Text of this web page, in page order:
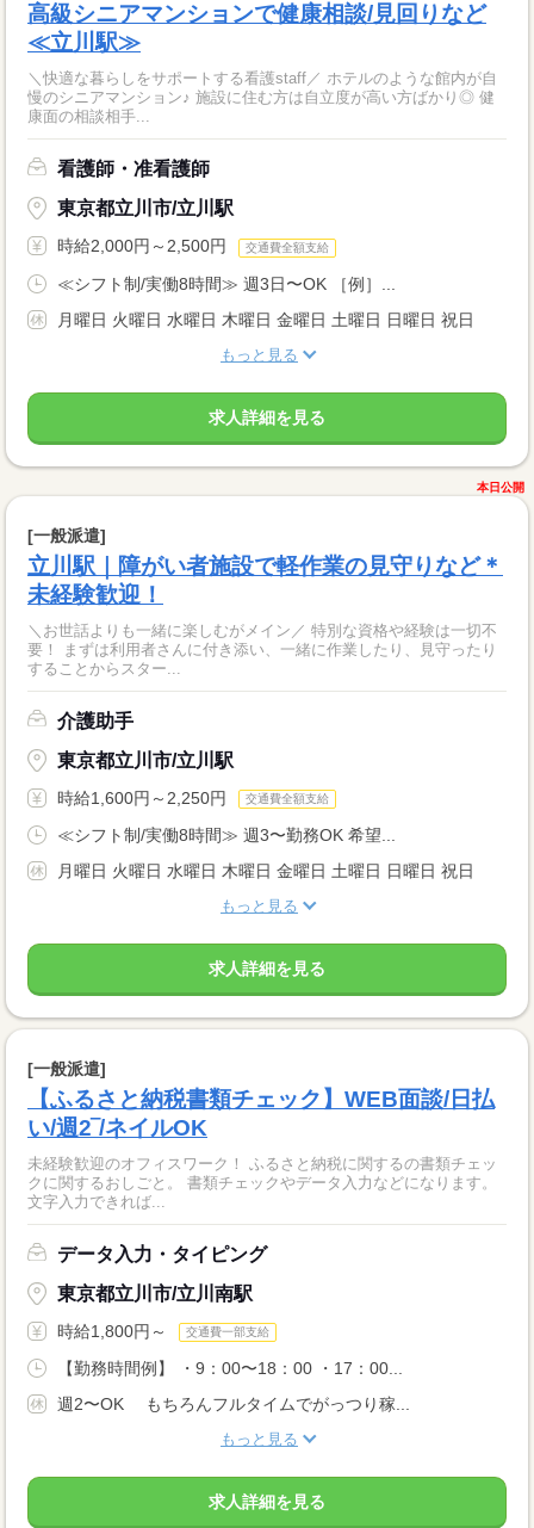
高級シニアマンションで健康相談/見回りなど
≪立川駅≫
＼快適な暮らしをサポートする看護staff／ ホテルのような館内が自
慢のシニアマンション♪ 施設に住む方は自立度が高い方ばかり◎ 健
康面の相談相手...
看護師・准看護師
東京都立川市/立川駅
時給2,000円～2,500円 交通費全額支給
≪シフト制/実働8時間≫ 週3日〜OK ［例］...
月曜日 火曜日 水曜日 木曜日 金曜日 土曜日 日曜日 祝日
もっと見る
求人詳細を見る
本日公開
[一般派遣]
立川駅｜障がい者施設で軽作業の見守りなど＊
未経験歓迎！
＼お世話よりも一緒に楽しむがメイン／ 特別な資格や経験は一切不
要！ まずは利用者さんに付き添い、一緒に作業したり、見守ったり
することからスター...
介護助手
東京都立川市/立川駅
時給1,600円～2,250円 交通費全額支給
≪シフト制/実働8時間≫ 週3〜勤務OK 希望...
月曜日 火曜日 水曜日 木曜日 金曜日 土曜日 日曜日 祝日
もっと見る
求人詳細を見る
[一般派遣]
【ふるさと納税書類チェック】WEB面談/日払
い/週2‾/ネイルOK
未経験歓迎のオフィスワーク！ ふるさと納税に関するの書類チェッ
クに関するおしごと。 書類チェックやデータ入力などになります。
文字入力できれば...
データ入力・タイピング
東京都立川市/立川南駅
時給1,800円～ 交通費一部支給
【勤務時間例】 ・9：00〜18：00 ・17：00...
週2〜OK もちろんフルタイムでがっつり稼...
もっと見る
求人詳細を見る